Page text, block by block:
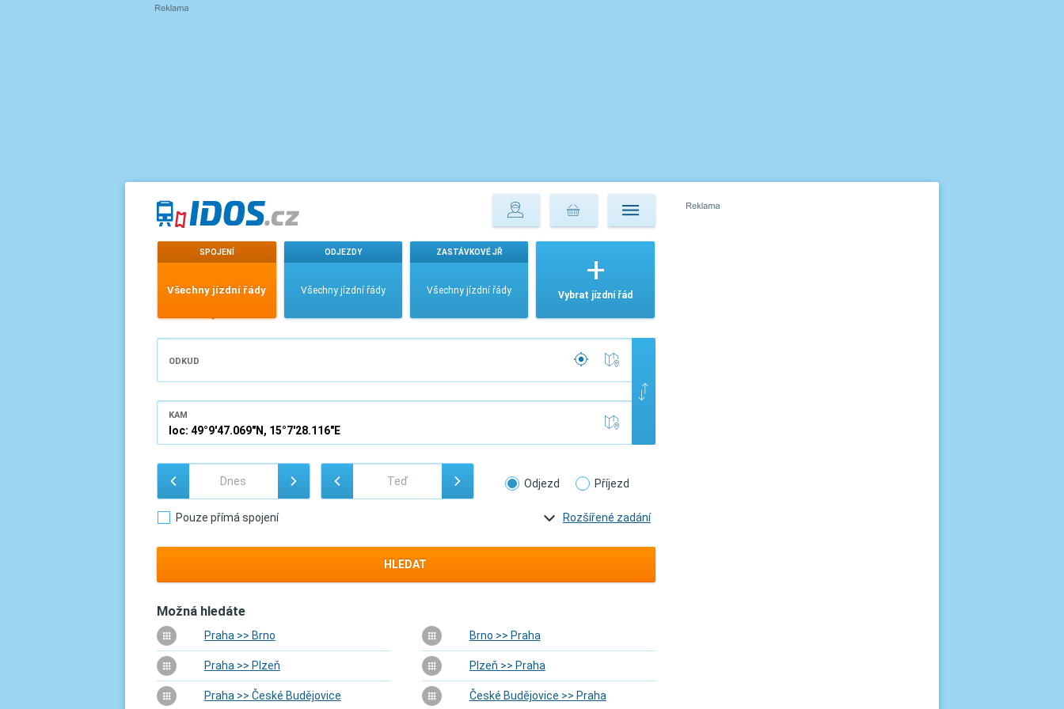
SPOJENÍ
Všechny jízdní řády
ODJEZDY
Všechny jízdní řády
ZASTÁVKOVÉ JŘ
Všechny jízdní řády Vybrat jízdní řád
ODKUD
KAM
Odjezd Příjezd
Pouze přímá spojení Rozšířené zadání
HLEDAT
Možná hledáte
Praha >> Brno Brno >> Praha
Praha >> Plzeň Plzeň >> Praha
Praha >> České Budějovice České Budějovice >> Praha